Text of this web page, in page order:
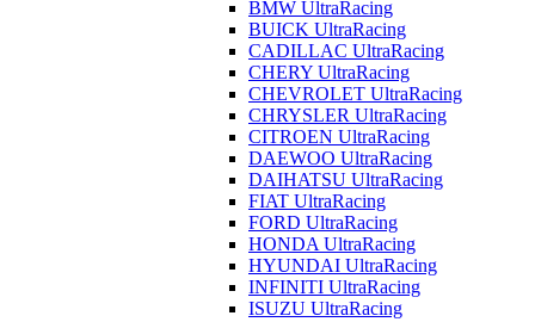
BMW UltraRacing
BUICK UltraRacing
CADILLAC UltraRacing
CHERY UltraRacing
CHEVROLET UltraRacing
CHRYSLER UltraRacing
CITROEN UltraRacing
DAEWOO UltraRacing
DAIHATSU UltraRacing
FIAT UltraRacing
FORD UltraRacing
HONDA UltraRacing
HYUNDAI UltraRacing
INFINITI UltraRacing
ISUZU UltraRacing